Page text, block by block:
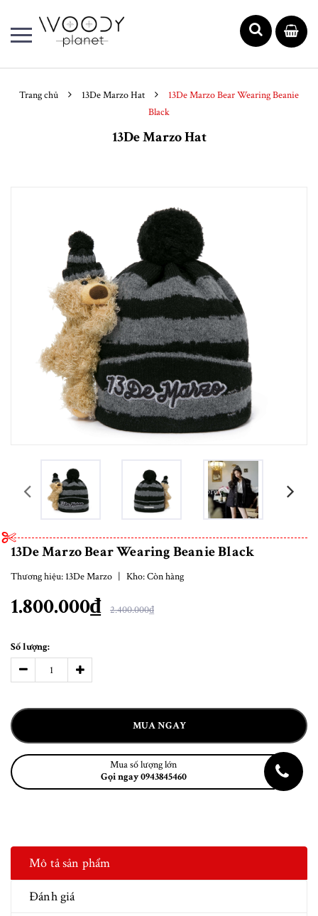
Trang chủ 13De Marzo Hat
13De Marzo Bear Wearing Beanie
Black
13De Marzo Hat
prev
13De Marzo Bear Wearing Beanie Black
Thương hiệu: 13De Marzo | Kho:Còn hàng
1.800.000₫ 2.400.000₫
Số lượng:
MUA NGAY
Mua số lượng lớn
Gọi ngay 0943845460
Mô tả sản phẩm
Đánh giá